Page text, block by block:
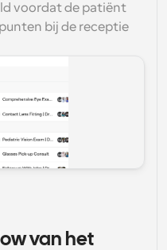
voordat de patiënt
bij de receptie
van het